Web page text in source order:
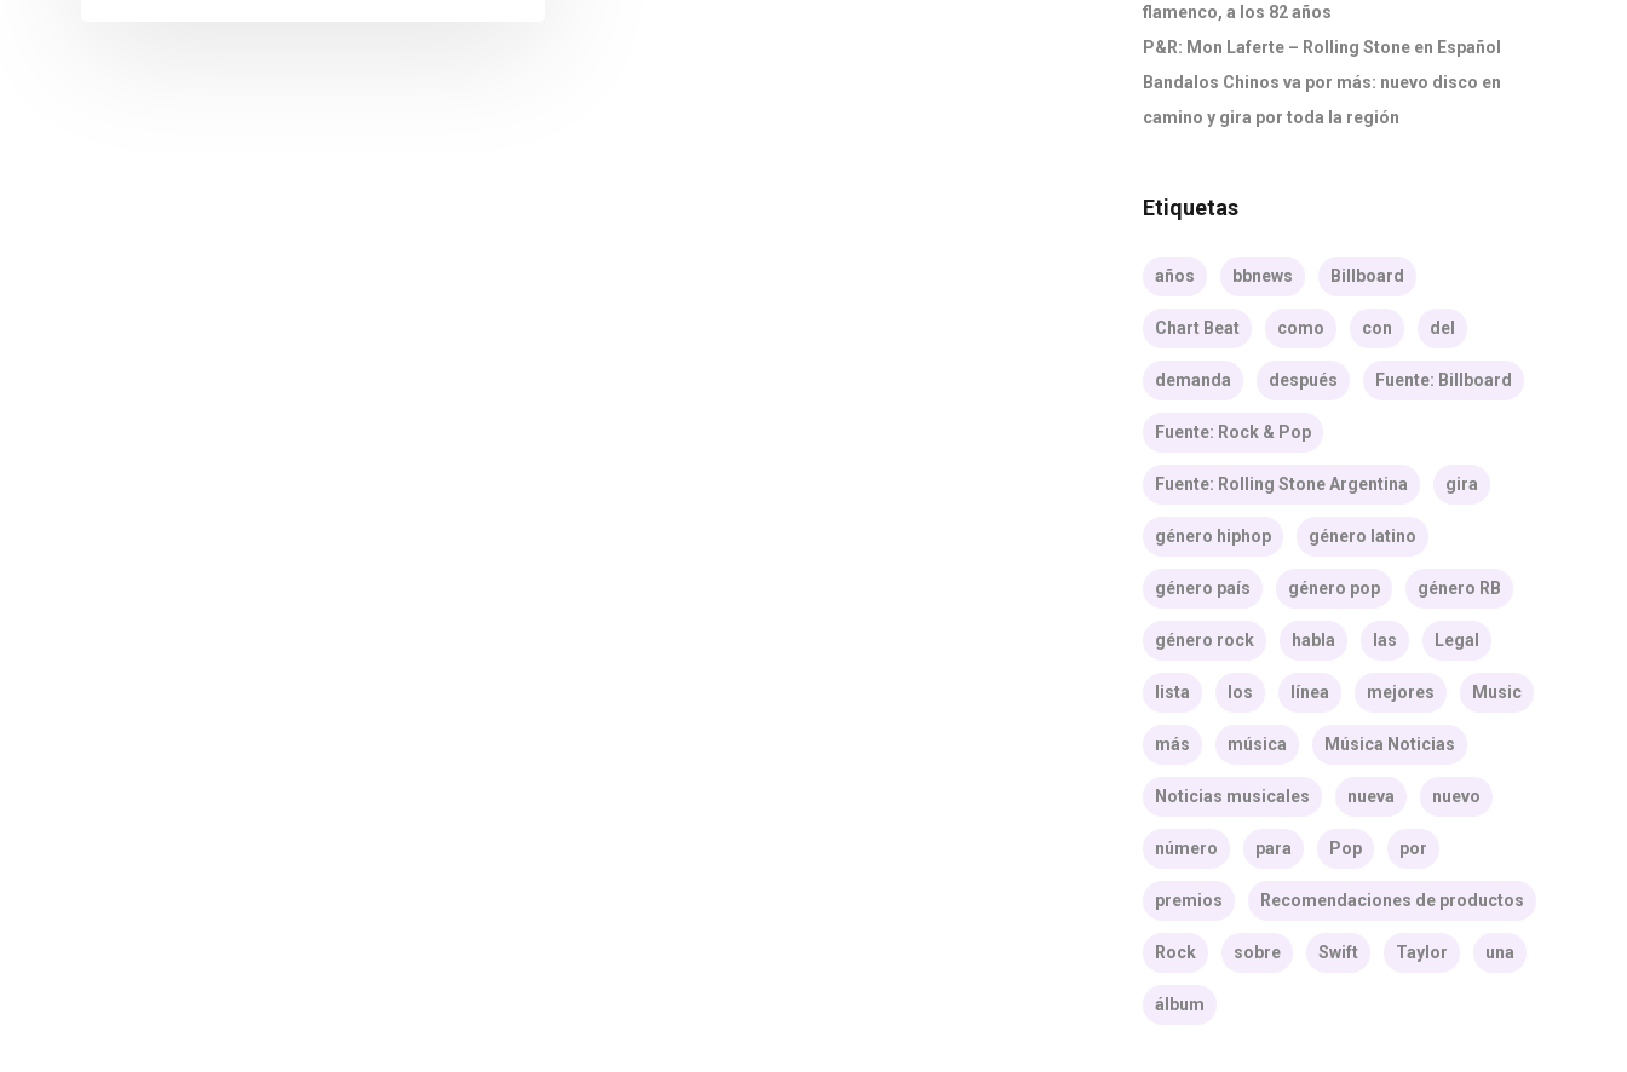
flamenco, a los 82 años
P&R: Mon Laferte – Rolling Stone en Español
Bandalos Chinos va por más: nuevo disco en
camino y gira por toda la región
Etiquetas
años bbnews Billboard
Chart Beat como con del
demanda después Fuente: Billboard
Fuente: Rock & Pop
Fuente: Rolling Stone Argentina gira
género hiphop género latino
género país género pop género RB
género rock habla las Legal
lista los línea mejores Music
más música Música Noticias
Noticias musicales nueva nuevo
número para Pop por
premios Recomendaciones de productos
Rock sobre Swift Taylor una
álbum